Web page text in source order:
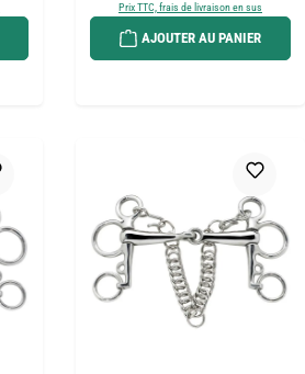
Prix TTC, frais de livraison en sus
AJOUTER AU PANIER